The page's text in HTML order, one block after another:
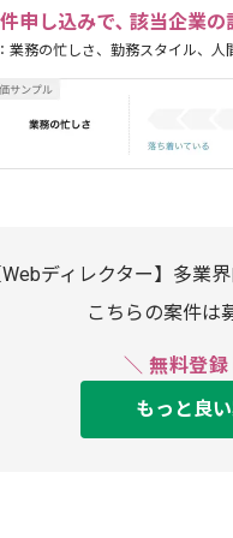
申し込みで､ 該当企業の
業務の忙しさ、勤務スタイル、人
ディレクター】多業
こちらの案件は
＼ 無料登
もっと良